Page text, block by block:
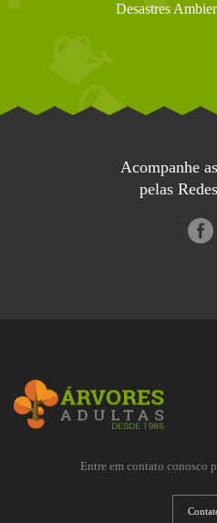
Desastres
Acompanhe
pelas
Entre em contato conosco